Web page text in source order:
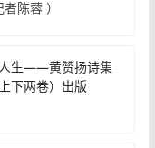
陈蓉 ）
生——黄赞扬诗集
下两卷）出版